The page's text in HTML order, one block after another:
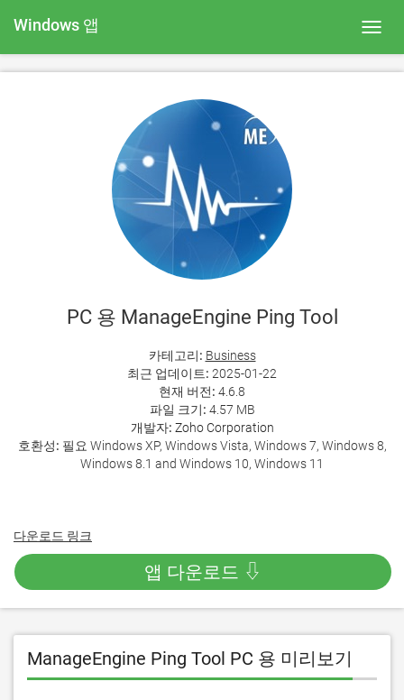
Windows 앱
PC 용 ManageEngine Ping Tool
카테고리: Business
최근 업데이트: 2025-01-22
현재 버전: 4.6.8
파일 크기: 4.57 MB
개발자: Zoho Corporation
호환성: 필요 Windows XP, Windows Vista, Windows 7, Windows 8,
Windows 8.1 and Windows 10, Windows 11
다운로드 링크
앱 다운로드 ⇩
ManageEngine Ping Tool PC 용 미리보기